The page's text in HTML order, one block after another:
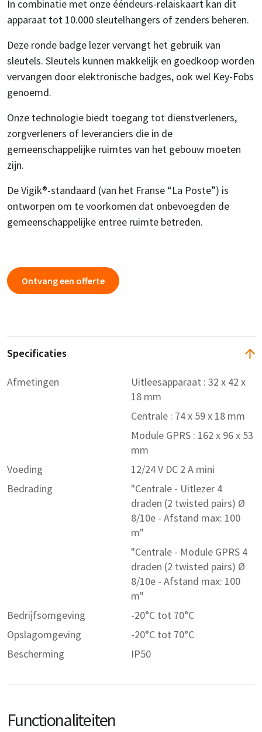
In combinatie met onze ééndeurs-relaiskaart kan dit
apparaat tot 10.000 sleutelhangers of zenders beheren.
Deze ronde badge lezer vervangt het gebruik van
sleutels. Sleutels kunnen makkelijk en goedkoop worden
vervangen door elektronische badges, ook wel Key-Fobs
genoemd.
Onze technologie biedt toegang tot dienstverleners,
zorgverleners of leveranciers die in de
gemeenschappelijke ruimtes van het gebouw moeten
zijn.
De Vigik®-standaard (van het Franse “La Poste”) is
ontworpen om te voorkomen dat onbevoegden de
gemeenschappelijke entree ruimte betreden.
Ontvang een offerte
Specificaties
Afmetingen
Uitleesapparaat : 32 x 42 x
18 mm
Centrale : 74 x 59 x 18 mm
Module GPRS : 162 x 96 x 53
mm
Voeding
12/24 V DC 2 A mini
Bedrading
"Centrale - Uitlezer 4
draden (2 twisted pairs) Ø
8/10e - Afstand max: 100
m"
"Centrale - Module GPRS 4
draden (2 twisted pairs) Ø
8/10e - Afstand max: 100
m"
Bedrijfsomgeving
-20°C tot 70°C
Opslagomgeving
-20°C tot 70°C
Bescherming
IP50
Functionaliteiten